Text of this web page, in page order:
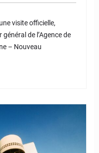
visite officielle,
de l’Agence de
– Nouveau